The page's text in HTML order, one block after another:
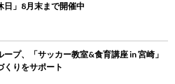
日」8月末まで開催中
プ、「サッカー教室&食育講座 in 宮崎」
りをサポート